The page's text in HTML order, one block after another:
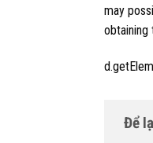
may
obtaining
Để